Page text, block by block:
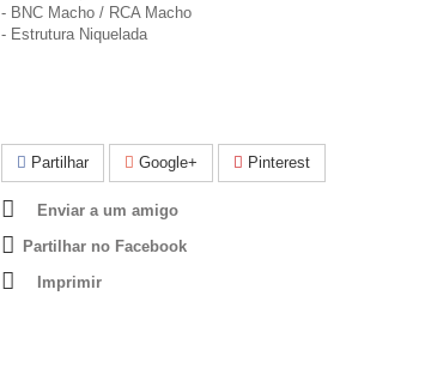
- BNC Macho / RCA Macho
- Estrutura Niquelada
Partilhar Google+ Pinterest
Enviar a um amigo
Partilhar no Facebook
Imprimir